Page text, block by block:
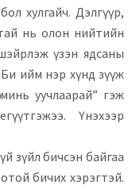
хулгайч. Дэлгүүр,
нь олон нийтийн
үзэн ядсаны
ийм нэр хүнд зүүж
уучлаарай” гэж
Үнэхээр
зүйл бичсэн байгаа
бичих хэрэгтэй.